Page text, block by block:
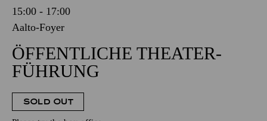
15:00 - 17:00
Aalto-Foyer
ÖFFENTLICHE THEATER­
FÜHRUNG
SOLD OUT